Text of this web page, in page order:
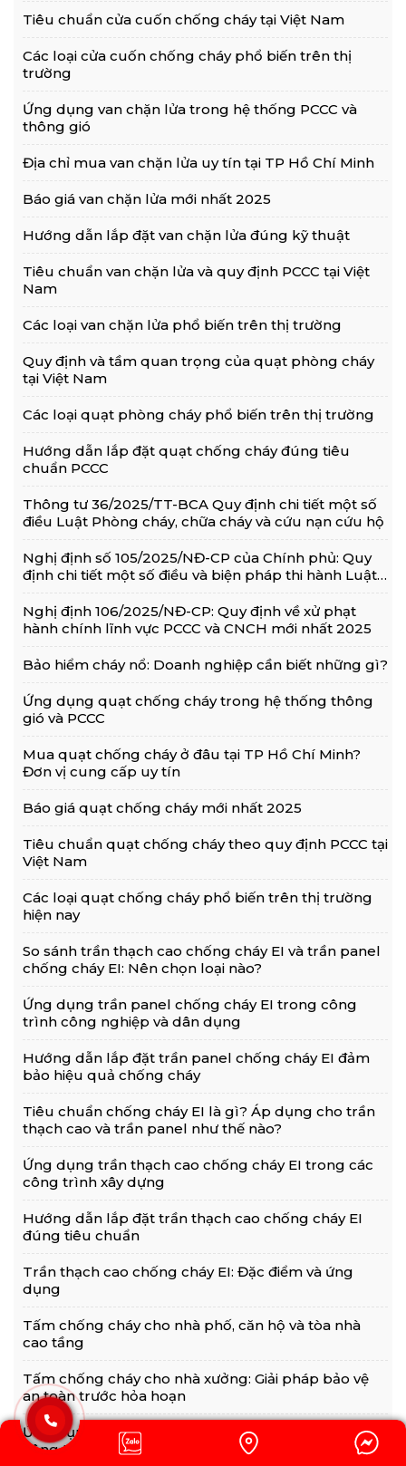
Tiêu chuẩn cửa cuốn chống cháy tại Việt Nam
Các loại cửa cuốn chống cháy phổ biến trên thị
trường
Ứng dụng van chặn lửa trong hệ thống PCCC và
thông gió
Địa chỉ mua van chặn lửa uy tín tại TP Hồ Chí Minh
Báo giá van chặn lửa mới nhất 2025
Hướng dẫn lắp đặt van chặn lửa đúng kỹ thuật
Tiêu chuẩn van chặn lửa và quy định PCCC tại Việt
Nam
Các loại van chặn lửa phổ biến trên thị trường
Quy định và tầm quan trọng của quạt phòng cháy
tại Việt Nam
Các loại quạt phòng cháy phổ biến trên thị trường
Hướng dẫn lắp đặt quạt chống cháy đúng tiêu
chuẩn PCCC
Thông tư 36/2025/TT-BCA Quy định chi tiết một số
điều Luật Phòng cháy, chữa cháy và cứu nạn cứu hộ
Nghị định số 105/2025/NĐ-CP của Chính phủ: Quy
định chi tiết một số điều và biện pháp thi hành Luật
Nghị định 106/2025/NĐ-CP: Quy định về xử phạt
hành chính lĩnh vực PCCC và CNCH mới nhất 2025
Bảo hiểm cháy nổ: Doanh nghiệp cần biết những gì?
Ứng dụng quạt chống cháy trong hệ thống thông
gió và PCCC
Mua quạt chống cháy ở đâu tại TP Hồ Chí Minh?
Đơn vị cung cấp uy tín
Báo giá quạt chống cháy mới nhất 2025
Tiêu chuẩn quạt chống cháy theo quy định PCCC tại
Việt Nam
Các loại quạt chống cháy phổ biến trên thị trường
hiện nay
So sánh trần thạch cao chống cháy EI và trần panel
chống cháy EI: Nên chọn loại nào?
Ứng dụng trần panel chống cháy EI trong công
trình công nghiệp và dân dụng
Hướng dẫn lắp đặt trần panel chống cháy EI đảm
bảo hiệu quả chống cháy
Tiêu chuẩn chống cháy EI là gì? Áp dụng cho trần
thạch cao và trần panel như thế nào?
Ứng dụng trần thạch cao chống cháy EI trong các
công trình xây dựng
Hướng dẫn lắp đặt trần thạch cao chống cháy EI
đúng tiêu chuẩn
Trần thạch cao chống cháy EI: Đặc điểm và ứng
dụng
Tấm chống cháy cho nhà phố, căn hộ và tòa nhà
cao tầng
Tấm chống cháy cho nhà xưởng: Giải pháp bảo vệ
an toàn trước hỏa hoạn
Ứng dụng thực tế của vách chống cháy trong các
công trình xây dựng